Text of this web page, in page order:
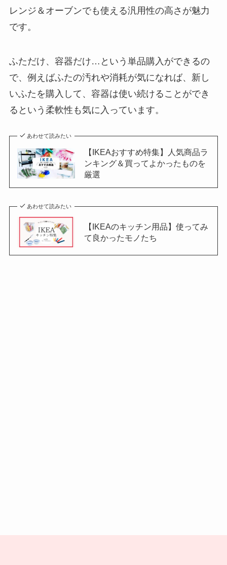
レンジ＆オーブンでも使える汎用性の高さが魅力
です。
ふただけ、容器だけ…という単品購入ができるの
で、例えばふたの汚れや消耗が気になれば、新し
いふたを購入して、容器は使い続けることができ
るという柔軟性も気に入っています。
あわせて読みたい
【IKEAおすすめ特集】人気商品ラ
ンキング＆買ってよかったものを
厳選
あわせて読みたい
【IKEAのキッチン用品】使ってみ
て良かったモノたち